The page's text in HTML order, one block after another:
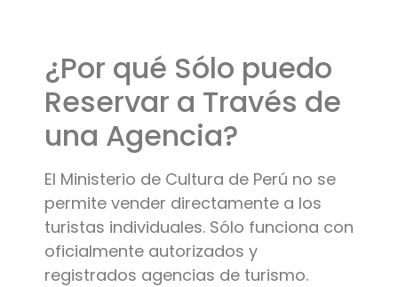
¿Por qué Sólo puedo
Reservar a Través de
una Agencia?
El Ministerio de Cultura de Perú no se
permite vender directamente a los
turistas individuales. Sólo funciona con
oficialmente autorizados y
registrados agencias de turismo.